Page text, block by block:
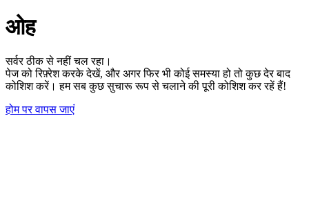
ओह
सर्वर ठीक से नहीं चल रहा।
पेज को रिफ़्रेश करके देखें, और अगर फिर भी कोई समस्या हो तो कुछ देर बाद
कोशिश करें। हम सब कुछ सुचारू रूप से चलाने की पूरी कोशिश कर रहें हैं!
होम पर वापस जाएं